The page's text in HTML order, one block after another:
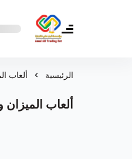
مؤسسة أمل
الرئيسية ألعاب
ألعاب الميزان